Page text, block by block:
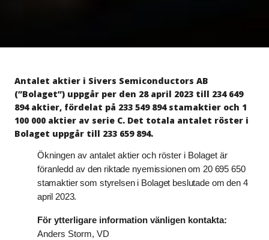
Antalet aktier i Sivers Semiconductors AB
(”Bolaget”) uppgår per den 28 april 2023 till 234 649
894 aktier, fördelat på 233 549 894 stamaktier och 1
100 000 aktier av serie C. Det totala antalet röster i
Bolaget uppgår till 233 659 894.
Ökningen av antalet aktier och röster i Bolaget är
föranledd avden riktade nyemissionen om 20 695 650
stamaktier som styrelsen i Bolaget beslutade om den 4
april 2023.
För ytterligare information vänligen kontakta:
Anders Storm, VD